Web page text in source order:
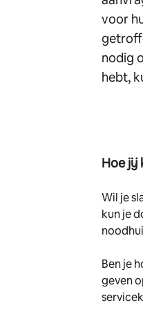
voor
nodig
hebt,
Hoe jij
Wil je
kun je
Ben je
geven